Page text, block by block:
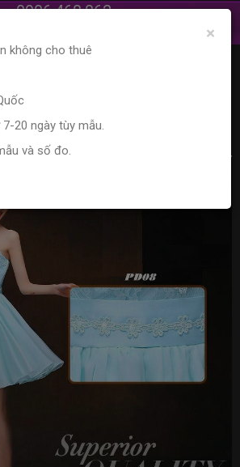
0906.468.862
Cho Thuê Váy Phù Dâu
lệch vai PD08
×
không cho thuê
20 ngày tùy mẫu.
và số đo.